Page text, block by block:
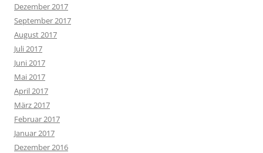
Dezember 2017
September 2017
August 2017
Juli 2017
Juni 2017
Mai 2017
April 2017
März 2017
Februar 2017
Januar 2017
Dezember 2016